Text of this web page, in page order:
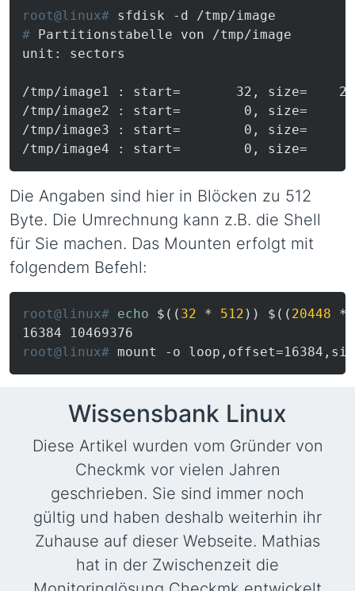
root@linux# sfdisk -d /tmp/image
# Partitionstabelle von /tmp/image
unit: sectors
/tmp/image1 : start=       32, size=
/tmp/image2 : start=        0, size=
/tmp/image3 : start=        0, size=
/tmp/image4 : start=        0, size=
Die Angaben sind hier in Blöcken zu 512
Byte. Die Umrechnung kann z.B. die Shell
für Sie machen. Das Mounten erfolgt mit
folgendem Befehl:
root@linux# echo $(( 32 * 512 )) $(( 20448 *
root@linux# mount -o
Wissensbank Linux
Diese Artikel wurden vom Gründer von
Checkmk vor vielen Jahren
geschrieben. Sie sind immer noch
gültig und haben deshalb weiterhin ihr
Zuhause auf dieser Webseite. Mathias
hat in der Zwischenzeit die